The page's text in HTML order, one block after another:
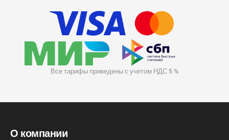
Все тарифы приведены с учетом НДС 5 %
О компании